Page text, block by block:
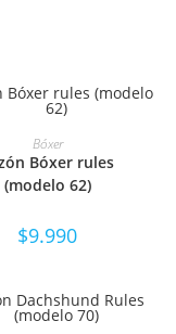
OPCIONES
Bóxer
Bóxer rules
(modelo 62)
$9.990